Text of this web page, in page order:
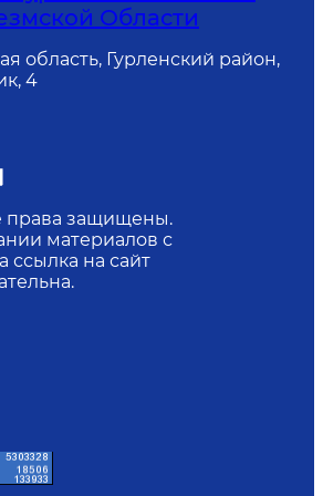
Области
область, Гурленский район,
4
права защищены.
материалов с
ссылка на сайт